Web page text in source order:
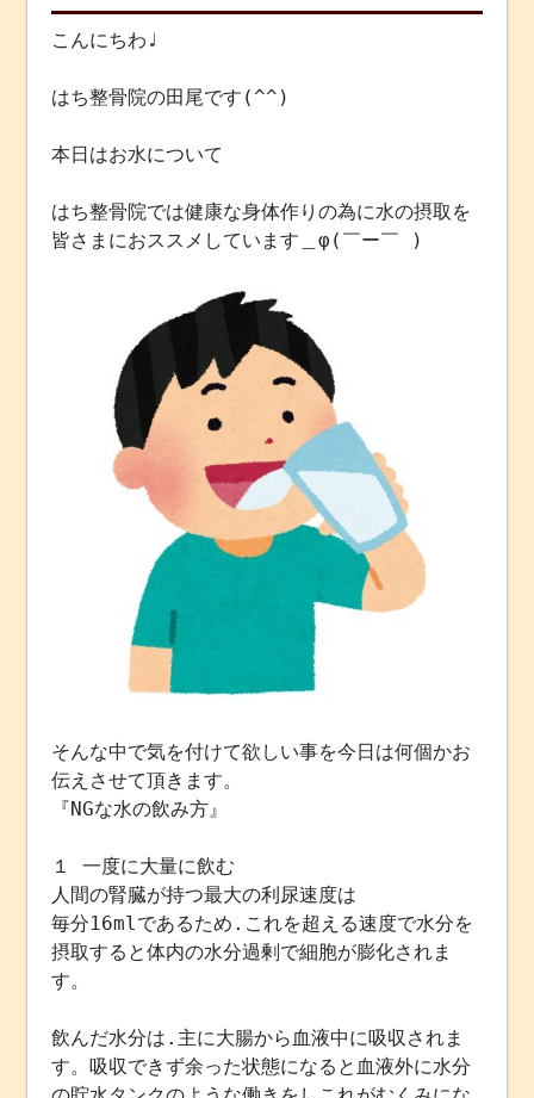
こんにちわ♩
はち整骨院の田尾です(^^)
本日はお水について
はち整骨院では健康な身体作りの為に水の摂取を
皆さまにおススメしています＿φ(￣ー￣ )
そんな中で気を付けて欲しい事を今日は何個かお
伝えさせて頂きます。
『NGな水の飲み方』
１ 一度に大量に飲む
人間の腎臓が持つ最大の利尿速度は
毎分16mlであるため.これを超える速度で水分を
摂取すると体内の水分過剰で細胞が膨化されま
す。
飲んだ水分は.主に大腸から血液中に吸収されま
す。吸収できず余った状態になると血液外に水分